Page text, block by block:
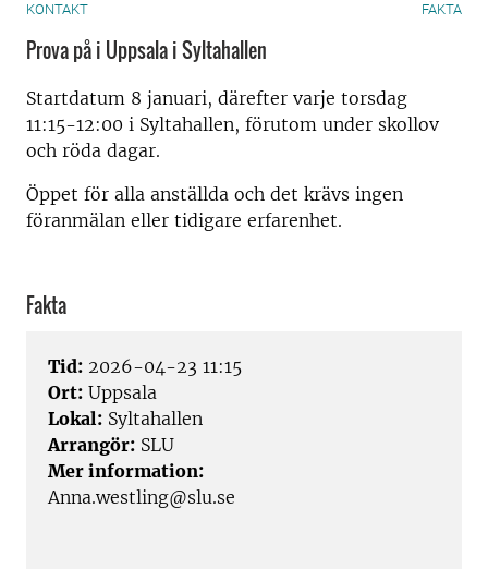
KONTAKT FAKTA
Prova på i Uppsala i Syltahallen
Startdatum 8 januari, därefter varje torsdag
11:15-12:00 i Syltahallen, förutom under skollov
och röda dagar.
Öppet för alla anställda och det krävs ingen
föranmälan eller tidigare erfarenhet.
Fakta
Tid: 2026-04-23 11:15
Ort: Uppsala
Lokal: Syltahallen
Arrangör: SLU
Mer information:
Anna.westling@slu.se